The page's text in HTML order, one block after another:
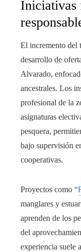
Iniciativas
El incremento del
desarrollo de
Alvarado,
ancestrales. Los
profesional de la
asignaturas
pesquera,
bajo supervisión
cooperativas.
Proyectos como “
manglares y
aprenden de los
del
experiencia suele